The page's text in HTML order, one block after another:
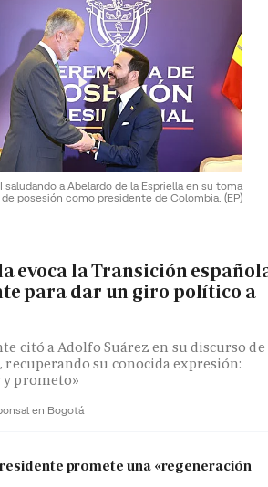
saludando a Abelardo de la Espriella en su toma
de posesión como presidente de Colombia. (EP)
evoca la Transición
para dar un giro político a
citó a Adolfo Suárez en su discurso de
recuperando su conocida expresión:
y prometo»
en Bogotá
promete una «regeneración